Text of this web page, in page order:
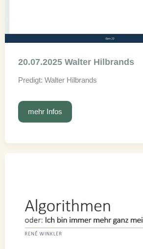
20.07.2025 Walter Hilbrands
Predigt: Walter Hilbrands
20.07.2025
Hilbrands
mehr Infos